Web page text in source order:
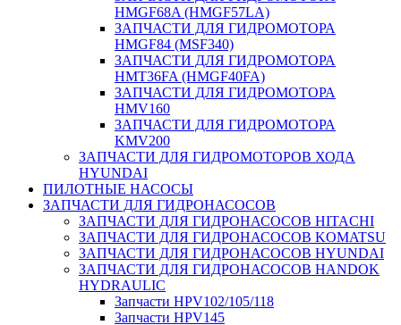
HMGF68A (HMGF57LA)
ЗАПЧАСТИ ДЛЯ ГИДРОМОТОРА
HMGF84 (MSF340)
ЗАПЧАСТИ ДЛЯ ГИДРОМОТОРА
HMT36FA (HMGF40FA)
ЗАПЧАСТИ ДЛЯ ГИДРОМОТОРА
HMV160
ЗАПЧАСТИ ДЛЯ ГИДРОМОТОРА
KMV200
ЗАПЧАСТИ ДЛЯ ГИДРОМОТОРОВ ХОДА
HYUNDAI
ПИЛОТНЫЕ НАСОСЫ
ЗАПЧАСТИ ДЛЯ ГИДРОНАСОСОВ
ЗАПЧАСТИ ДЛЯ ГИДРОНАСОСОВ HITACHI
ЗАПЧАСТИ ДЛЯ ГИДРОНАСОСОВ KOMATSU
ЗАПЧАСТИ ДЛЯ ГИДРОНАСОСОВ HYUNDAI
ЗАПЧАСТИ ДЛЯ ГИДРОНАСОСОВ HANDOK
HYDRAULIC
Запчасти HPV102/105/118
Запчасти HPV145